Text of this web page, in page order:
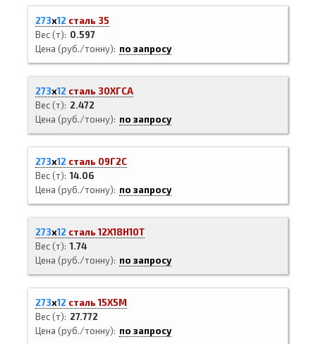
273х12 сталь 35
Вес (т)
0.597
Цена (руб./тонну)
по запросу
273х12 сталь 30ХГСА
Вес (т)
2.472
Цена (руб./тонну)
по запросу
273х12 сталь 09Г2С
Вес (т) 14.06
Цена (руб./тонну)
по запросу
273х12 сталь 12Х18Н10Т
Вес (т) 1.74
Цена (руб./тонну)
по запросу
273х12 сталь 15Х5М
Вес (т)
27.772
Цена (руб./тонну)
по запросу